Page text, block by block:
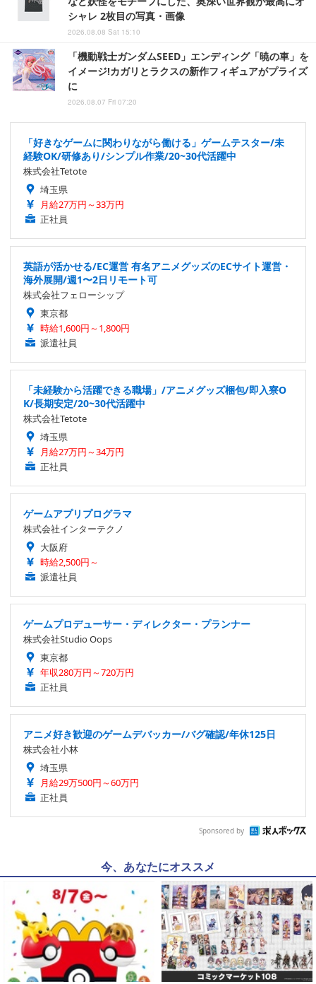
シャレ 2枚目の写真・画像
2026.08.08 Sat 15:10
「機動戦士ガンダムSEED」エンディング「暁の車」を
イメージ!カガリとラクスの新作フィギュアがプライズ
に
2026.08.07 Fri 07:20
「好きなゲームに関わりながら働ける」ゲームテスター/未
経験OK/研修あり/シンプル作業/20~30代活躍中
株式会社Tetote
埼玉県
月給27万円～33万円
正社員
英語が活かせる/EC運営 有名アニメグッズのECサイト運営・
海外展開/週1〜2日リモート可
株式会社フェローシップ
東京都
時給1,600円～1,800円
派遣社員
「未経験から活躍できる職場」/アニメグッズ梱包/即入寮O
K/長期安定/20~30代活躍中
株式会社Tetote
埼玉県
月給27万円～34万円
正社員
ゲームアプリプログラマ
株式会社インターテクノ
大阪府
時給2,500円～
派遣社員
ゲームプロデューサー・ディレクター・プランナー
株式会社Studio Oops
東京都
年収280万円～720万円
正社員
アニメ好き歓迎のゲームデバッカー/バグ確認/年休125日
株式会社小林
埼玉県
月給29万500円～60万円
正社員
Sponsored by
今、あなたにオススメ